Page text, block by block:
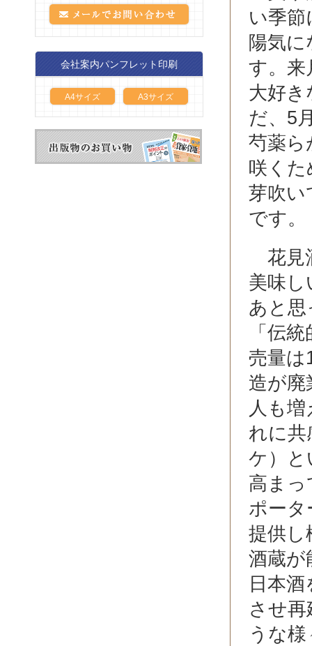
会社案内パンフレット印刷
A4サイズ A3サイズ
い季
陽気
す。来
大好
だ、5
芍薬ら
咲く
芽吹い
です。
花見
美味
あと思
「伝
売量は
造が廃
人も
れに共
ケ）と
高まっ
ポー
提供し
酒蔵が
日本
させ
うな